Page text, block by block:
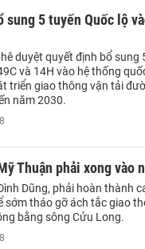
5 tuyến Quốc lộ
duyệt quyết định bổ sung
và 14H vào hệ thống
triển giao thông vận tải
năm 2030.
Thuận phải xong vào
Dũng, phải hoàn thành
sớm tháo gỡ ách tắc giao
bằng sông Cửu Long.